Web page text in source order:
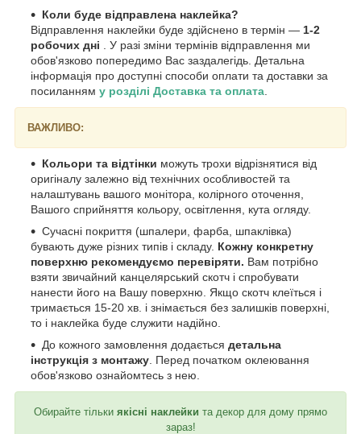
Коли буде відправлена наклейка?
Відправлення наклейки буде здійснено в термін — 1-2
робочих дні . У разі зміни термінів відправлення ми
обов'язково попередимо Вас заздалегідь. Детальна
інформація про доступні способи оплати та доставки за
посиланням у розділі Доставка та оплата
ВАЖЛИВО:
Кольори та відтінки можуть трохи відрізнятися від
оригіналу залежно від технічних особливостей та
налаштувань вашого монітора, колірного оточення,
Вашого сприйняття кольору, освітлення, кута огляду.
Сучасні покриття (шпалери, фарба, шпаклівка)
бувають дуже різних типів і складу. Кожну конкретну
поверхню рекомендуємо перевіряти. Вам потрібно
взяти звичайний канцелярський скотч і спробувати
нанести його на Вашу поверхню. Якщо скотч клеїться і
тримається 15-20 хв. і знімається без залишків поверхні,
то і наклейка буде служити надійно.
До кожного замовлення додається детальна
інструкція з монтажу . Перед початком оклеювання
обов'язково ознайомтесь з нею.
Обирайте тільки якісні наклейки та декор для дому прямо
зараз!